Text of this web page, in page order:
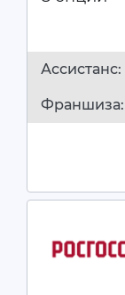
Ассистанc:
Франшиза: